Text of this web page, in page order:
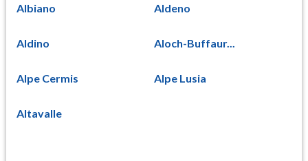
Albiano Aldeno
Aldino Aloch-Buffaur...
Alpe Cermis Alpe Lusia
Altavalle